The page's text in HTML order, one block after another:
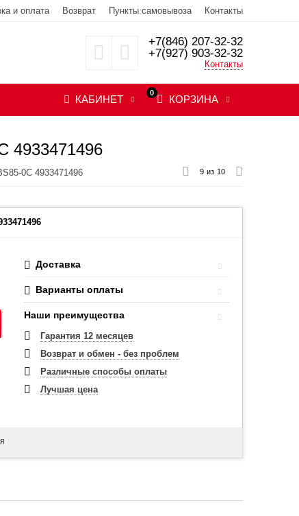
и оплата Возврат Пункты самовывоза Контакты
+7(846) 207-32-32
+7(927) 903-32-32
Контакты
0
КОРЗИНА
КАБИНЕТ
0C 4933471496 9 из 10
Доставка
Варианты оплаты
Наши преимущества
Гарантия 12 месяцев
Возврат и обмен - без проблем
Различные способы оплаты
Лучшая цена